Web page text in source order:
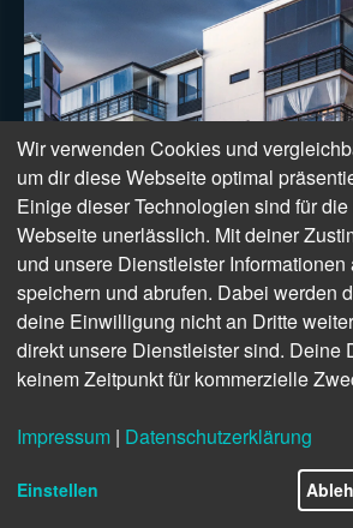
Wir verwenden Cookies und
um dir diese Webseite optimal
Einige dieser Technologien sind für
Webseite unerlässlich. Mit deiner
und unsere Dienstleister Informationen
speichern und abrufen. Dabei werden
deine Einwilligung nicht an Dritte
direkt unsere Dienstleister sind. Deine
keinem Zeitpunkt für kommerzielle
Impressum | Datenschutzerklärung
Einstellen